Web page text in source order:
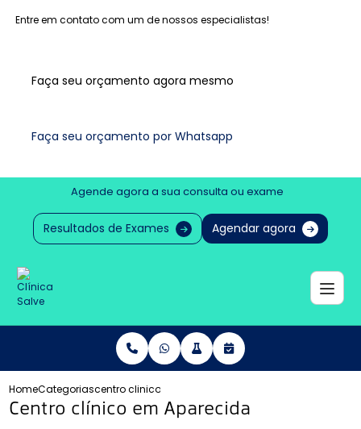
Entre em contato com um de nossos especialistas!
Faça seu orçamento agora mesmo
Faça seu orçamento por Whatsapp
Agende agora a sua consulta ou exame
Resultados de Exames Agendar agora
HomeCategoriascentro clinico aparecida
Centro clínico em Aparecida